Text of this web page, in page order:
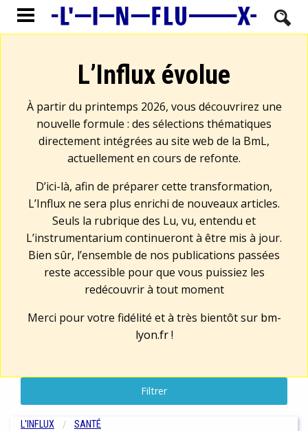
L’Influx évolue
À partir du printemps 2026, vous découvrirez une
nouvelle formule : des sélections thématiques
directement intégrées au site web de la BmL,
actuellement en cours de refonte.
D’ici-là, afin de préparer cette transformation,
L’Influx ne sera plus enrichi de nouveaux articles.
Seuls la rubrique des Lu, vu, entendu et
L’instrumentarium continueront à être mis à jour.
Bien sûr, l’ensemble de nos publications passées
reste accessible pour que vous puissiez les
redécouvrir à tout moment
Merci pour votre fidélité et à très bientôt sur bm-
lyon.fr!
Filtrer
L'INFLUX SANTÉ